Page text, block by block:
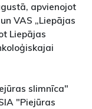
apvienojot
VAS „Liepājas
Liepājas
slimnīca"
"Piejūras